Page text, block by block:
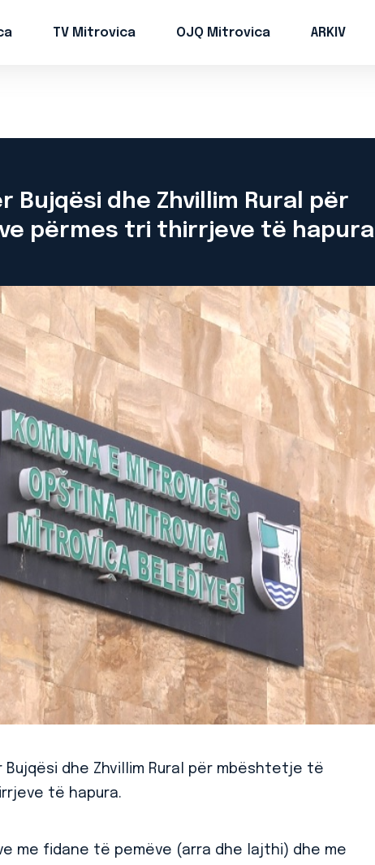
TV Mitrovica OJQ Mitrovica ARKIV
Bujqësi dhe Zhvillim Rural për
përmes tri thirrjeve të hapura
dhe Zhvillim Rural për mbështetje të
të hapura.
me fidane të pemëve (arra dhe lajthi) dhe me